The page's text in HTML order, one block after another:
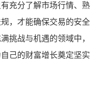
充分了解市场行情、熟
，才能确保交易的安全
挑战与机遇的领域中，
己的财富增长奠定坚实